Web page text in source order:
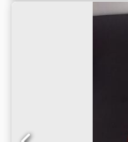
11/2020 Item
additional
Desoutter
Csdpfxev Iqcgj
been developed
screwdrivers,
simultaneously